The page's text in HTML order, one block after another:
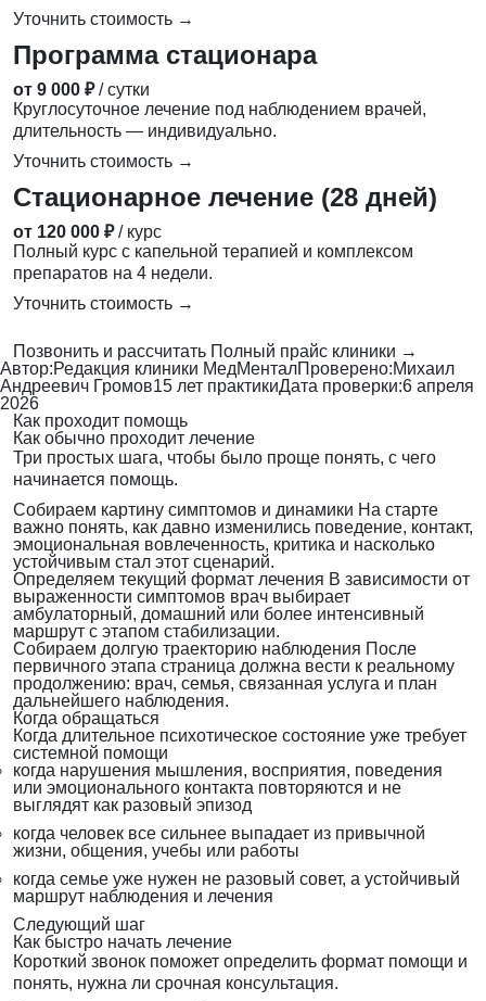
Уточнить стоимость →
Программа стационара
от 9 000 ₽ / сутки
Круглосуточное лечение под наблюдением врачей,
длительность — индивидуально.
Уточнить стоимость →
Стационарное лечение (28 дней)
от 120 000 ₽ / курс
Полный курс с капельной терапией и комплексом
препаратов на 4 недели.
Уточнить стоимость →
Позвонить и рассчитать Полный прайс клиники →
Автор:Редакция клиники МедМенталПроверено:Михаил
Андреевич Громов15 лет практикиДата проверки:6 апреля
2026
Как проходит помощь
Как обычно проходит лечение
Три простых шага, чтобы было проще понять, с чего
начинается помощь.
Собираем картину симптомов и динамики На старте
важно понять, как давно изменились поведение, контакт,
эмоциональная вовлеченность, критика и насколько
устойчивым стал этот сценарий.
Определяем текущий формат лечения В зависимости от
выраженности симптомов врач выбирает
амбулаторный, домашний или более интенсивный
маршрут с этапом стабилизации.
Собираем долгую траекторию наблюдения После
первичного этапа страница должна вести к реальному
продолжению: врач, семья, связанная услуга и план
дальнейшего наблюдения.
Когда обращаться
Когда длительное психотическое состояние уже требует
системной помощи
когда нарушения мышления, восприятия, поведения
или эмоционального контакта повторяются и не
выглядят как разовый эпизод
когда человек все сильнее выпадает из привычной
жизни, общения, учебы или работы
когда семье уже нужен не разовый совет, а устойчивый
маршрут наблюдения и лечения
Следующий шаг
Как быстро начать лечение
Короткий звонок поможет определить формат помощи и
понять, нужна ли срочная консультация.